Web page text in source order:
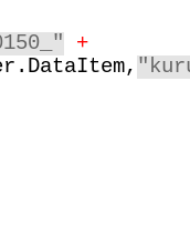
+